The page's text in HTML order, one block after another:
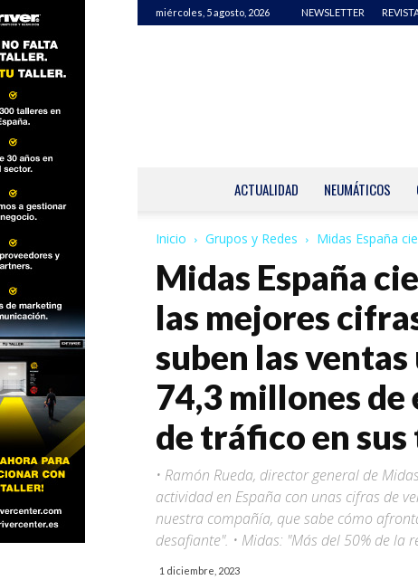
miércoles, 5 agosto, 2026 NEWSLETTER
ACTUALIDAD NEUMÁTICOS
Inicio Grupos y Redes Midas España
Midas España
las mejores
suben las
74,3 millones de
de tráfico en
• Ramón Rueda, director general de
actividad en España con unas cifras de
nuestra compañía, que sabe cómo
desafiante". • Midas: "Más del 50% de la
1 diciembre, 2023